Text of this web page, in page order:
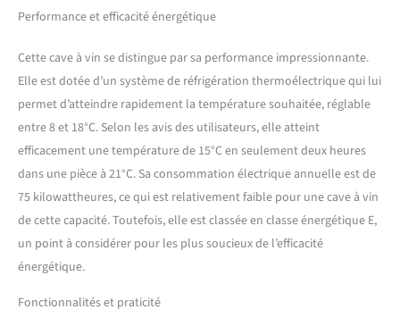
l'affichage de la
température Pour voir la
température à laquelle se
trouve la cave et choisir la
température quand vous la
régulez. Éclairage LED
intérieur : Vous pourrez
mieux voir l'intérieur de la
cave à la température
réglée. Écologique : Gaz non
nocif pour l'environnement.
Performance et efficacité énergétique
Cette cave à vin se distingue par sa performance impressionnante.
Elle est dotée d’un système de réfrigération thermoélectrique qui lui
permet d’atteindre rapidement la température souhaitée, réglable
entre 8 et 18°C. Selon les avis des utilisateurs, elle atteint
efficacement une température de 15°C en seulement deux heures
dans une pièce à 21°C. Sa consommation électrique annuelle est de
75 kilowattheures, ce qui est relativement faible pour une cave à vin
de cette capacité. Toutefois, elle est classée en classe énergétique E,
un point à considérer pour les plus soucieux de l’efficacité
énergétique.
Fonctionnalités et praticité